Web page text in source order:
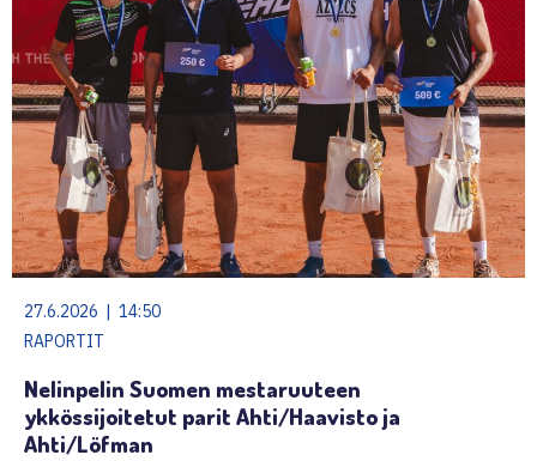
27.6.2026 | 14:50
RAPORTIT
Nelinpelin Suomen mestaruuteen
ykkössijoitetut parit Ahti/Haavisto ja
Ahti/Löfman